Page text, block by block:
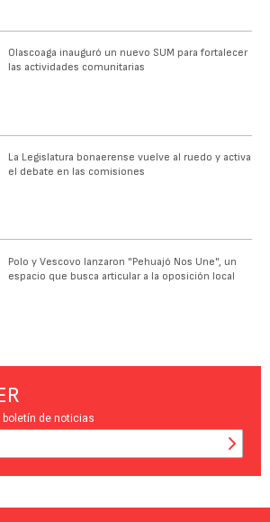
Olascoaga inauguró un nuevo SUM para fortalecer
las actividades comunitarias
La Legislatura bonaerense vuelve al ruedo y activa
el debate en las comisiones
Polo y Vescovo lanzaron "Pehuajó Nos Une", un
espacio que busca articular a la oposición local
de noticias